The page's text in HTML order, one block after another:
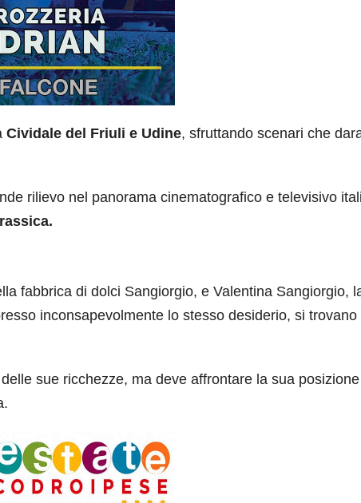
Cividale del Friuli e Udine, sfruttando scenari che
rilievo nel panorama cinematografico e televisivo
fabbrica di dolci Sangiorgio, e Valentina Sangiorgio,
inconsapevolmente lo stesso desiderio, si trovano
sue ricchezze, ma deve affrontare la sua